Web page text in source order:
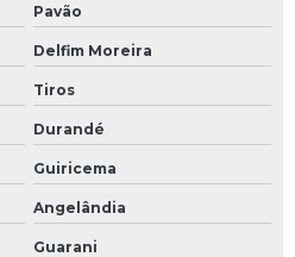
Pavão
Delfim Moreira
Tiros
Durandé
Guiricema
Angelândia
Guarani